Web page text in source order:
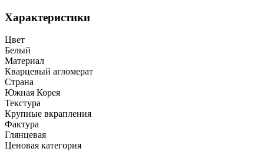
Характеристики
Цвет
Белый
Материал
Кварцевый агломерат
Страна
Южная Корея
Текстура
Крупные вкрапления
Фактура
Глянцевая
Ценовая категория